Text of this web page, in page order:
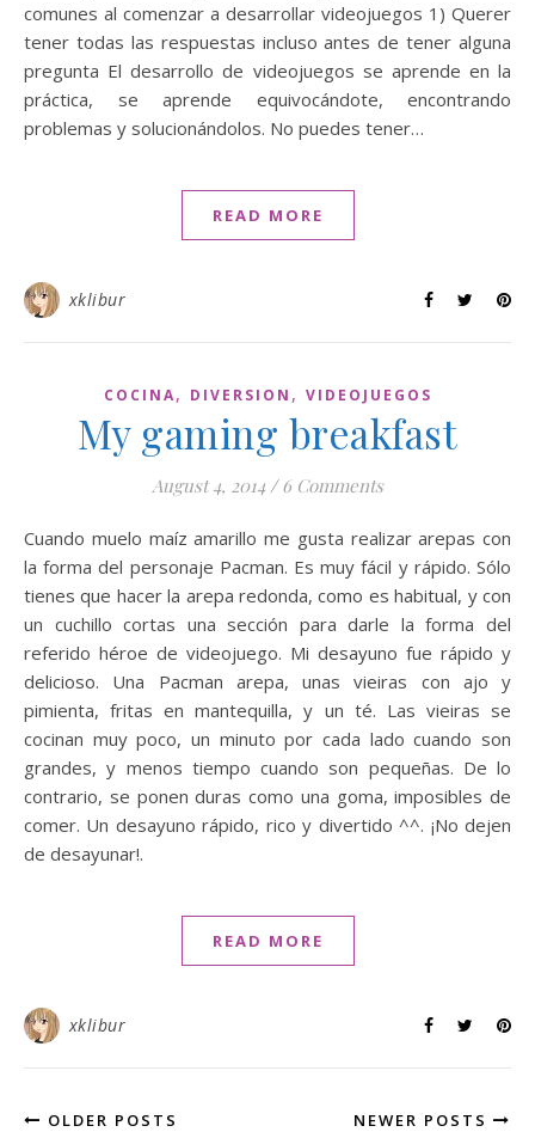
comunes al comenzar a desarrollar videojuegos 1) Querer
tener todas las respuestas incluso antes de tener alguna
pregunta El desarrollo de videojuegos se aprende en la
práctica, se aprende equivocándote, encontrando
problemas y solucionándolos. No puedes tener…
READ MORE
xklibur
COCINA, DIVERSION , VIDEOJUEGOS
My gaming breakfast
August 4, 2014 / 6 Comments
Cuando muelo maíz amarillo me gusta realizar arepas con
la forma del personaje Pacman. Es muy fácil y rápido. Sólo
tienes que hacer la arepa redonda, como es habitual, y con
un cuchillo cortas una sección para darle la forma del
referido héroe de videojuego. Mi desayuno fue rápido y
delicioso. Una Pacman arepa, unas vieiras con ajo y
pimienta, fritas en mantequilla, y un té. Las vieiras se
cocinan muy poco, un minuto por cada lado cuando son
grandes, y menos tiempo cuando son pequeñas. De lo
contrario, se ponen duras como una goma, imposibles de
comer. Un desayuno rápido, rico y divertido ^^. ¡No dejen
de desayunar!.
READ MORE
xklibur
OLDER POSTS NEWER POSTS